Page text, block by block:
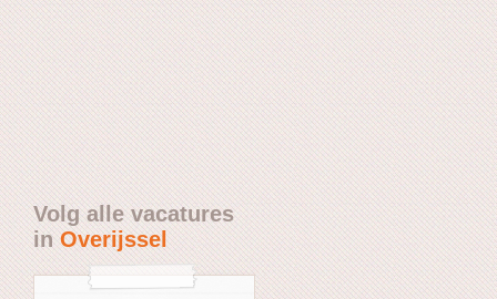
Volg alle vacatures
in Overijssel